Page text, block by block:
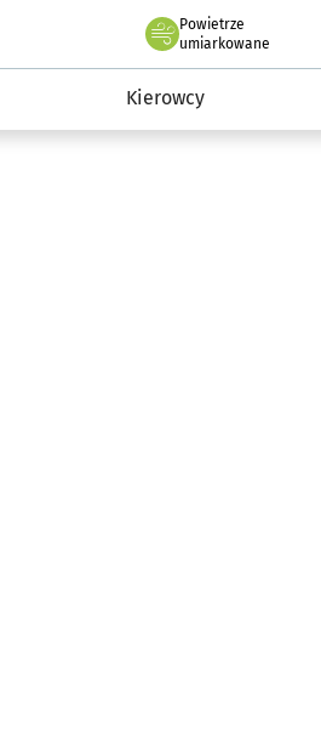
Powietrze
we Wrocławiu
umiarkowane
Kierowcy